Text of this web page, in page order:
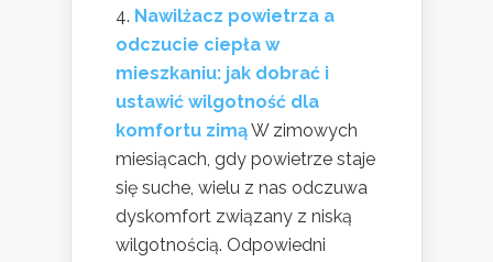
Nawilżacz powietrza a
odczucie ciepła w
mieszkaniu: jak dobrać i
ustawić wilgotność dla
komfortu zimąW zimowych
miesiącach, gdy powietrze staje
się suche, wielu z nas odczuwa
dyskomfort związany z niską
wilgotnością. Odpowiedni